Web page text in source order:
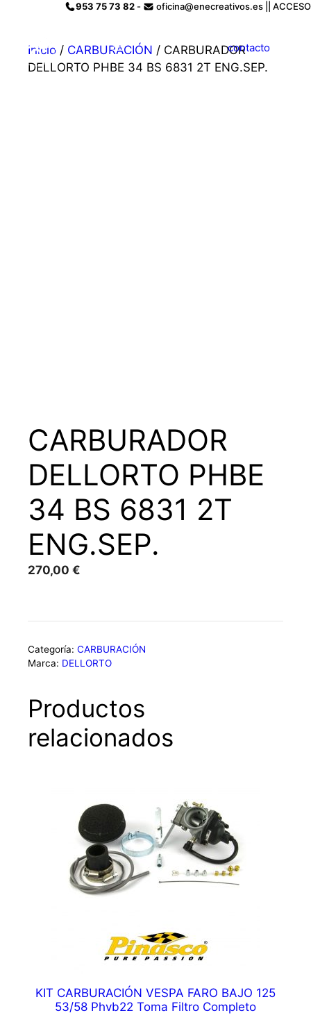
contenido
953 75 73 82- oficina@enecreativos.es || ACCESO
Menú contacto
Inicio / CARBURACIÓN / CARBURADOR
DELLORTO PHBE 34 BS 6831 2T ENG.SEP.
CARBURADOR
DELLORTO PHBE
34 BS 6831 2T
ENG.SEP.
270,00 €
l
e
a
i
Categoría: CARBURACIÓN
Marca: DELLORTO
Productos
relacionados
KIT CARBURACIÓN VESPA FARO BAJO 125
53/58 Phvb22 Toma Filtro Completo